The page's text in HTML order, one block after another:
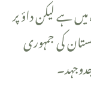
ہے لیکن داؤ پر
کی جمہوری